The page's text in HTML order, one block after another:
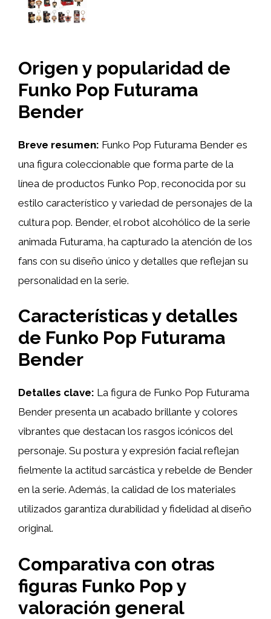
Origen y popularidad de
Funko Pop Futurama
Bender
Breve resumen: Funko Pop Futurama Bender es
una figura coleccionable que forma parte de la
línea de productos Funko Pop, reconocida por su
estilo característico y variedad de personajes de la
cultura pop. Bender, el robot alcohólico de la serie
animada Futurama, ha capturado la atención de los
fans con su diseño único y detalles que reflejan su
personalidad en la serie.
Características y detalles
de Funko Pop Futurama
Bender
Detalles clave: La figura de Funko Pop Futurama
Bender presenta un acabado brillante y colores
vibrantes que destacan los rasgos icónicos del
personaje. Su postura y expresión facial reflejan
fielmente la actitud sarcástica y rebelde de Bender
en la serie. Además, la calidad de los materiales
utilizados garantiza durabilidad y fidelidad al diseño
original.
Comparativa con otras
figuras Funko Pop y
valoración general